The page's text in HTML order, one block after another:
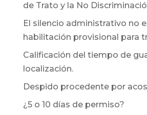
de Trato y la No
El silencio administrativo no
habilitación provisional para
Calificación del tiempo de
localización.
Despido procedente por
¿5 o 10 días de permiso?